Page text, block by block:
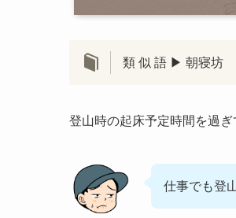
類 似 語 ▶ 朝寝坊
登山時の起床予定時間を過ぎ
仕事でも登